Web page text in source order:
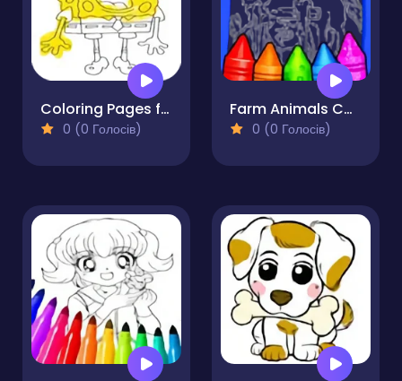
Coloring Pages for 5 Year Olds
0 (0 Голосів)
Farm Animals Coloring For Kids
0 (0 Голосів)